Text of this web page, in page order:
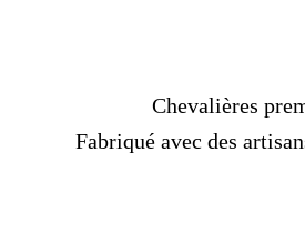
Chevalières
Fabriqué avec des